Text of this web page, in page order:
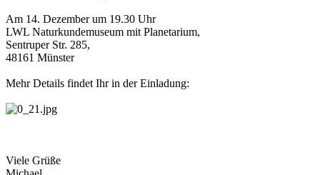
Am 14. Dezember um 19.30 Uhr
LWL Naturkundemuseum mit Planetarium,
Sentruper Str. 285,
48161 Münster
Mehr Details findet Ihr in der Einladung:
Viele Grüße